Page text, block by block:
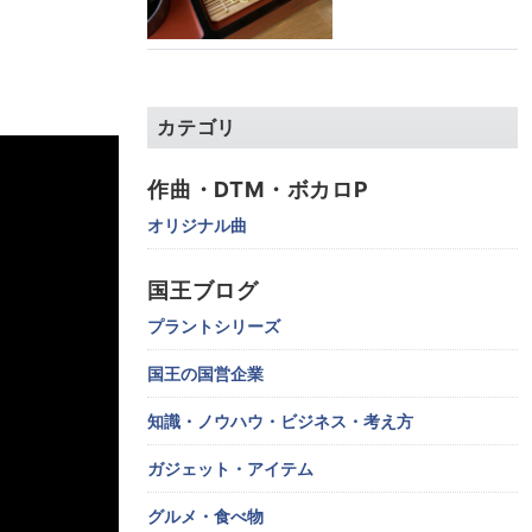
カテゴリ
作曲・DTM・ボカロP
オリジナル曲
国王ブログ
プラントシリーズ
国王の国営企業
知識・ノウハウ・ビジネス・考え方
ガジェット・アイテム
グルメ・食べ物